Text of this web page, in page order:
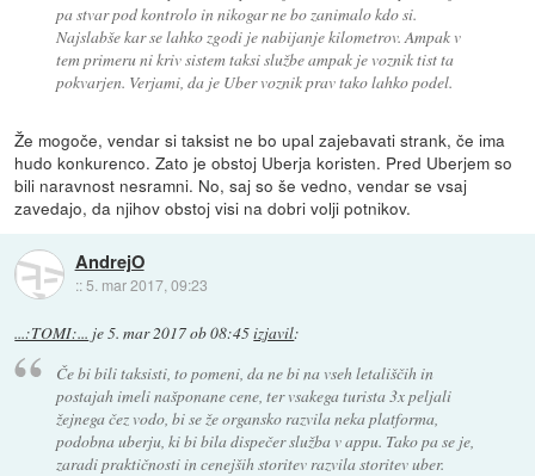
pa stvar pod kontrolo in nikogar ne bo zanimalo kdo si.
Najslabše kar se lahko zgodi je nabijanje kilometrov. Ampak v
tem primeru ni kriv sistem taksi službe ampak je voznik tist ta
pokvarjen. Verjami, da je Uber voznik prav tako lahko podel.
Že mogoče, vendar si taksist ne bo upal zajebavati strank, če ima
hudo konkurenco. Zato je obstoj Uberja koristen. Pred Uberjem so
bili naravnost nesramni. No, saj so še vedno, vendar se vsaj
zavedajo, da njihov obstoj visi na dobri volji potnikov.
AndrejO
:: 5. mar 2017, 09:23
...:TOMI:... je5. mar 2017 ob 08:45izjavil:
Če bi bili taksisti, to pomeni, da ne bi na vseh letališčih in
postajah imeli našponane cene, ter vsakega turista 3x peljali
žejnega čez vodo, bi se že organsko razvila neka platforma,
podobna uberju, ki bi bila dispečer služba v appu. Tako pa se je,
zaradi praktičnosti in cenejših storitev razvila storitev uber.